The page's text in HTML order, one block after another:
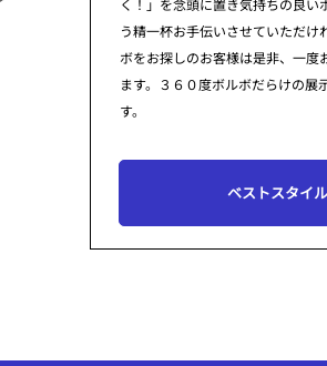
う精一杯お手伝いさせていただけ
ボをお探しのお客様は是非、一度
ます。３６０度ボルボだらけの展
す。
ベストスタイ